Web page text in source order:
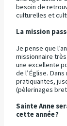
besoin de
culturelles et
La mission
Je pense que
missionnaire
une excellente
de l’Église.
pratiquantes,
(pèlerinages
Sainte Anne
cette année ?